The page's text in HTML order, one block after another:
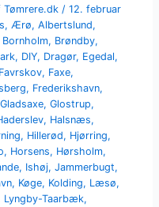
Tømrere.dk /12. februar
, Ærø,Albertslund,
Bornholm, Brøndby,
, DIY, Dragør, Egedal,
Favrskov, Faxe,
, Frederikshavn,
Gladsaxe,Glostrup,
, Halsnæs,
, Hillerød, Hjørring,
, Horsens, Hørsholm,
, Ishøj,Jammerbugt,
, Køge, Kolding, Læsø,
Lyngby-Taarbæk,